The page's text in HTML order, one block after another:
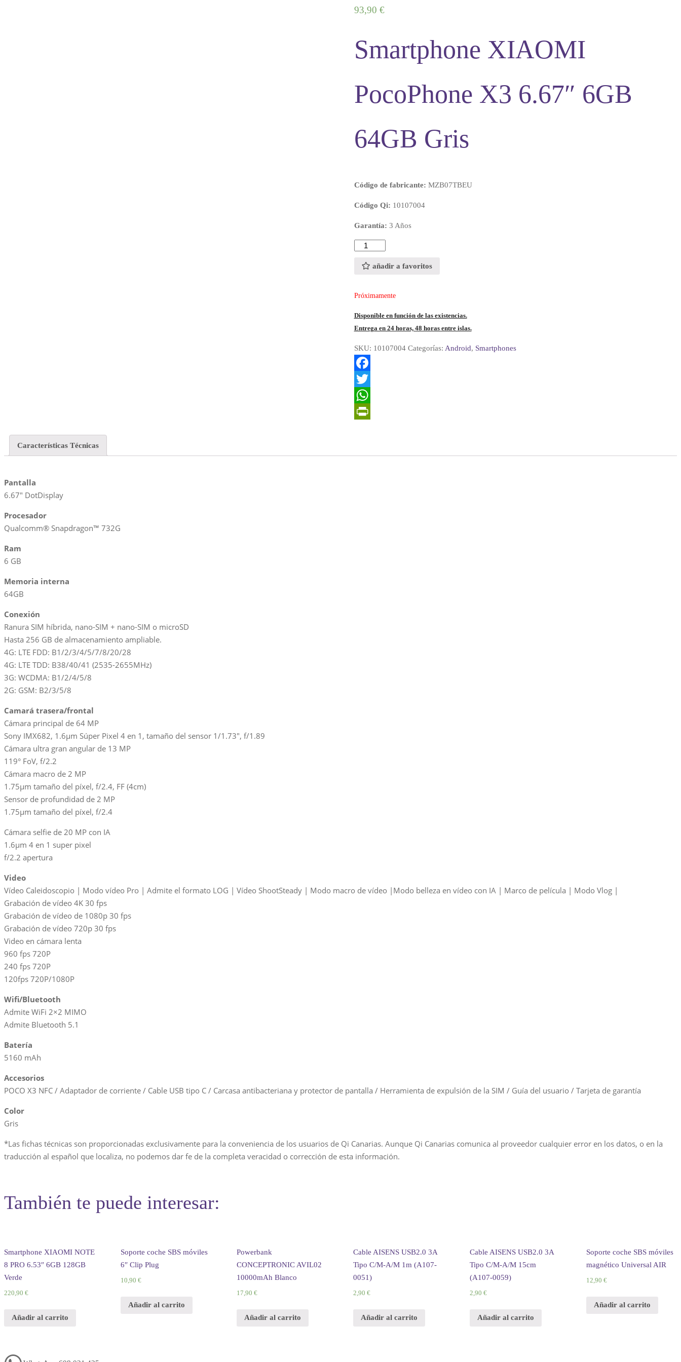
93,90 €
Smartphone XIAOMI
PocoPhone X3 6.67″ 6GB
64GB Gris
Código de fabricante: MZB07TBEU
Código Qi: 10107004
Garantía: 3 Años
Cantidad
añadir a favoritos
Próximamente
Disponible en función de las existencias.
Entrega en 24 horas, 48 horas entre islas.
SKU: 10107004 Categorías: Android, Smartphones
F
a
c
T
w
W
Características Técnicas
Pantalla
6.67″ DotDisplay
Procesador
Qualcomm® Snapdragon™ 732G
Ram
6 GB
Memoria interna
64GB
Conexión
Ranura SIM híbrida, nano-SIM + nano-SIM o microSD
Hasta 256 GB de almacenamiento ampliable.
4G: LTE FDD: B1/2/3/4/5/7/8/20/28
4G: LTE TDD: B38/40/41 (2535-2655MHz)
3G: WCDMA: B1/2/4/5/8
2G: GSM: B2/3/5/8
Camará trasera/frontal
Cámara principal de 64 MP
Sony IMX682, 1.6μm Súper Pixel 4 en 1, tamaño del sensor 1/1.73″, f/1.89
Cámara ultra gran angular de 13 MP
119° FoV, f/2.2
Cámara macro de 2 MP
1.75μm tamaño del píxel, f/2.4, FF (4cm)
Sensor de profundidad de 2 MP
1.75μm tamaño del píxel, f/2.4
Cámara selfie de 20 MP con IA
1.6μm 4 en 1 super pixel
f/2.2 apertura
Video
Vídeo Caleidoscopio | Modo vídeo Pro | Admite el formato LOG | Vídeo ShootSteady | Modo macro de vídeo |Modo belleza en vídeo con IA | Marco de película | Modo Vlog |
Grabación de vídeo 4K 30 fps
Grabación de vídeo de 1080p 30 fps
Grabación de vídeo 720p 30 fps
Video en cámara lenta
960 fps 720P
240 fps 720P
120fps 720P/1080P
Wifi/Bluetooth
Admite WiFi 2×2 MIMO
Admite Bluetooth 5.1
Batería
5160 mAh
Accesorios
POCO X3 NFC / Adaptador de corriente / Cable USB tipo C / Carcasa antibacteriana y protector de pantalla / Herramienta de expulsión de la SIM / Guía del usuario / Tarjeta de garantía
Color
Gris
*Las fichas técnicas son proporcionadas exclusivamente para la conveniencia de los usuarios de Qi Canarias. Aunque Qi Canarias comunica al proveedor cualquier error en los datos, o en la
traducción al español que localiza, no podemos dar fe de la completa veracidad o corrección de esta información.
También te puede interesar:
Smartphone XIAOMI NOTE
8 PRO 6.53″ 6GB 128GB
Verde
220, 90 €
Añadir al carrito
Soporte coche SBS móviles
6″ Clip Plug
10, 90 €
Añadir al carrito
Powerbank
CONCEPTRONIC AVIL02
10000mAh Blanco
17,90 €
Añadir al carrito
Cable AISENS USB2.0 3A
Tipo C/M-A/M 1m (A107-
0051)
2,90 €
Añadir al carrito
Cable AISENS USB2.0 3A
Tipo C/M-A/M 15cm
(A107-0059)
2, 90 €
Añadir al carrito
Soporte coche SBS móviles
magnético Universal AIR
12, 90 €
Añadir al carrito